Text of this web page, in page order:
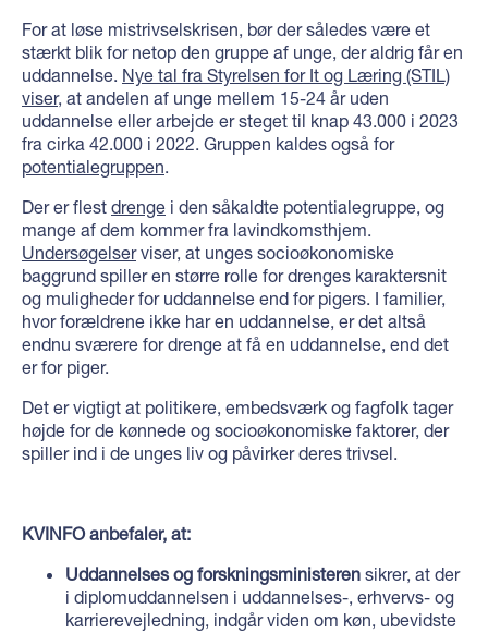
For at løse mistrivselskrisen, bør der således være et
stærkt blik for netop den gruppe af unge, der aldrig får en
uddannelse. Nye tal fra Styrelsen for It og Læring (STIL)
viser, at andelen af unge mellem 15-24 år uden
uddannelse eller arbejde er steget til knap 43.000 i 2023
fra cirka 42.000 i 2022. Gruppen kaldes også for
potentialegruppen
Der er flest drenge i den såkaldte potentialegruppe, og
mange af dem kommer fra lavindkomsthjem.
Undersøgelserviser, at unges socioøkonomiske
baggrund spiller en større ­rolle for drenges karaktersnit
og muligheder for uddannelse end for pigers. I familier,
hvor forældrene ikke har en uddannelse, er det altså
endnu sværere for drenge at få en uddannelse, end det
er for piger.
Det er vigtigt at politikere, embedsværk og fagfolk tager
højde for de kønnede og socioøkonomiske faktorer, der
spiller ind i de unges liv og påvirker deres trivsel.
KVINFO anbefaler, at:
Uddannelses og forskningsministeren sikrer, at der
i diplomuddannelsen i uddannelses-, erhvervs- og
karrierevejledning, indgår viden om køn, ubevidste